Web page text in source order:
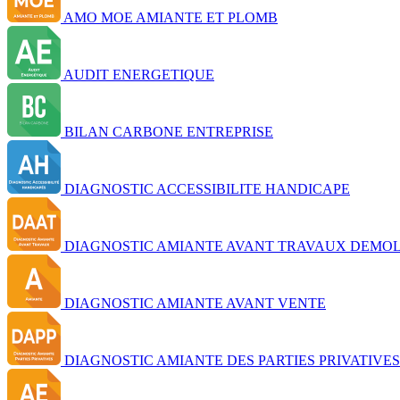
AMO MOE AMIANTE ET PLOMB
AUDIT ENERGETIQUE
BILAN CARBONE ENTREPRISE
DIAGNOSTIC ACCESSIBILITE HANDICAPE
DIAGNOSTIC AMIANTE AVANT TRAVAUX
DIAGNOSTIC AMIANTE AVANT VENTE
DIAGNOSTIC AMIANTE DES PARTIES PRIVATIVES